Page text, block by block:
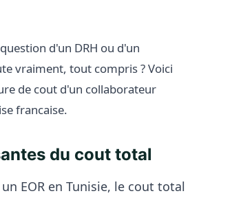
d'un DRH ou d'un
vraiment, tout compris ? Voici
de cout d'un collaborateur
francaise.
du cout total
EOR en Tunisie, le cout total